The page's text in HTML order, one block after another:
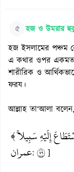
৫ হজ ও উমরার
হজ ইসলামের পঞ্চম
এ কথার ওপর একমত
শারীরিক ও
ফরয।
আল্লাহ তা‘আলা বলেন,
إِلَيۡهِ سَبِيلٗاۚ ﴾
عمران: ]